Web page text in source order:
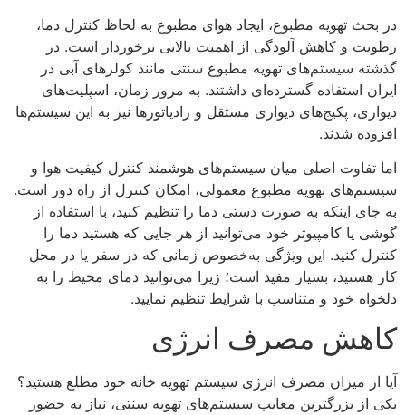
در بحث تهویه مطبوع، ایجاد هوای مطبوع به لحاظ کنترل دما،
رطوبت و کاهش آلودگی از اهمیت بالایی برخوردار است. در
گذشته سیستم‌های تهویه مطبوع سنتی مانند کولرهای آبی در
ایران استفاده گسترده‌ای داشتند. به مرور زمان، اسپلیت‌های
دیواری، پکیج‌های دیواری مستقل و رادیاتورها نیز به این سیستم‌ها
افزوده شدند.
اما تفاوت اصلی میان سیستم‌های هوشمند کنترل کیفیت هوا و
سیستم‌های تهویه مطبوع معمولی، امکان کنترل از راه دور است.
به جای اینکه به صورت دستی دما را تنظیم کنید، با استفاده از
گوشی یا کامپیوتر خود می‌توانید از هر جایی که هستید دما را
کنترل کنید. این ویژگی به‌خصوص زمانی که در سفر یا در محل
کار هستید، بسیار مفید است؛ زیرا می‌توانید دمای محیط را به
دلخواه خود و متناسب با شرایط تنظیم نمایید.
کاهش مصرف انرژی
آیا از میزان مصرف انرژی سیستم تهویه خانه خود مطلع هستید؟
یکی از بزرگترین معایب سیستم‌های تهویه سنتی، نیاز به حضور